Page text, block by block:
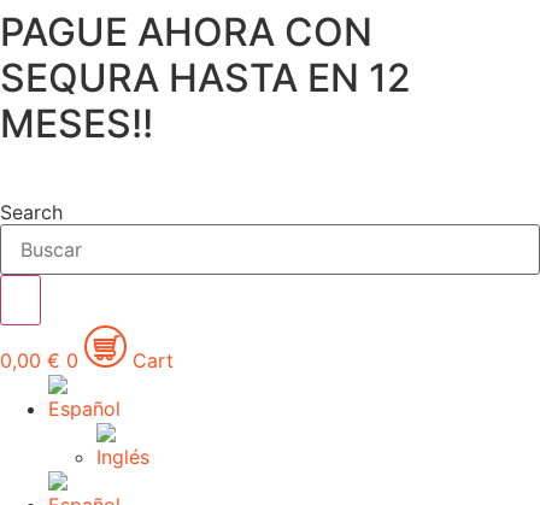
Ir
al
contenido
PAGUE AHORA CON
SEQURA HASTA EN 12
MESES!!
Search
0,00 € 0 Cart